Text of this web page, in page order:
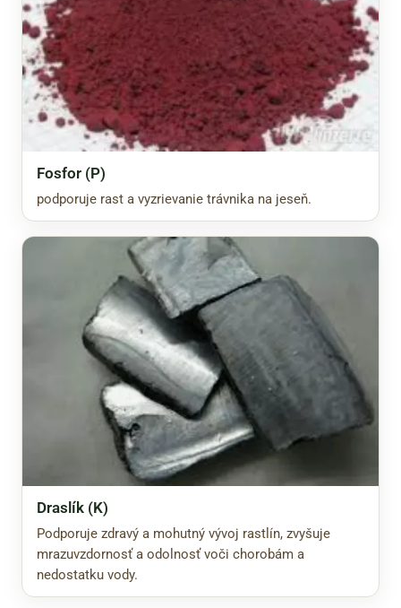
Fosfor (P)
podporuje rast a vyzrievanie trávnika na jeseň.
Draslík (K)
Podporuje zdravý a mohutný vývoj rastlín, zvyšuje
mrazuvzdornosť a odolnosť voči chorobám a
nedostatku vody.